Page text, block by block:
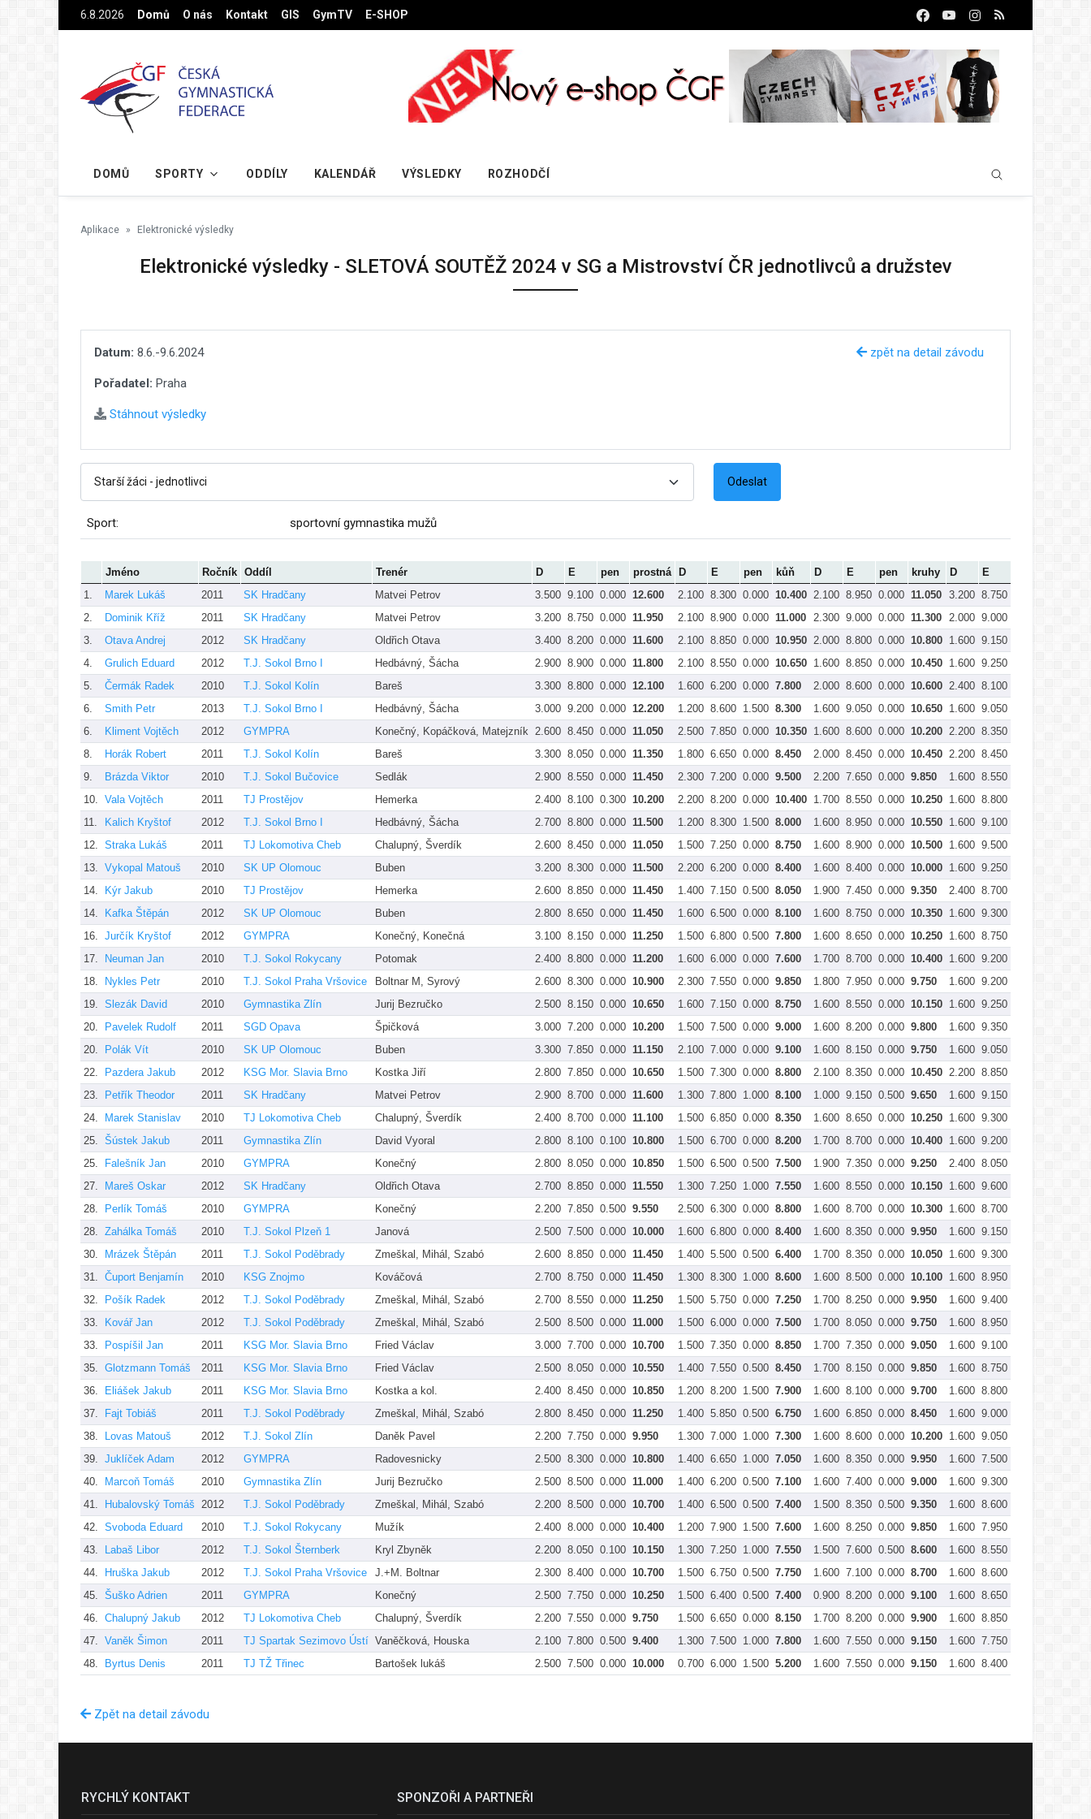
Na hlavní obsah6.8.2026 Domů O nás Kontakt GIS GymTV E-SHOP
DOMŮ SPORTY ODDÍLY KALENDÁŘ VÝSLEDKY ROZHODČÍ
Aplikace Elektronické výsledky
Elektronické výsledky - SLETOVÁ SOUTĚŽ 2024 v SG a Mistrovství ČR jednotlivců a družstev
zpět na detail závodu
Datum: 8.6.-9.6.2024
Pořadatel: Praha
Stáhnout výsledky
Sport: sportovní gymnastika mužů
Jméno Ročník Oddíl Trenér D E pen prostná D E pen kůň D E pen kruhy D E
1.
Marek Lukáš 2011 SK Hradčany Matvei Petrov 3.500 9.100 0.000 12.600 2.100 8.300 0.000 10.400 2.100 8.950 0.000 11.050 3.200 8.750
2.
Dominik Kříž 2011 SK Hradčany Matvei Petrov 3.200 8.750 0.000 11.950 2.100 8.900 0.000 11.000 2.300 9.000 0.000 11.300 2.000 9.000
3.
Otava Andrej 2012 SK Hradčany Oldřich Otava 3.400 8.200 0.000 11.600 2.100 8.850 0.000 10.950 2.000 8.800 0.000 10.800 1.600 9.150
4.
Grulich Eduard 2012 T.J. Sokol Brno I Hedbávný, Šácha 2.900 8.900 0.000 11.800 2.100 8.550 0.000 10.650 1.600 8.850 0.000 10.450 1.600 9.250
5.
Čermák Radek 2010 T.J. Sokol Kolín Bareš 3.300 8.800 0.000 12.100 1.600 6.200 0.000 7.800 2.000 8.600 0.000 10.600 2.400 8.100
6.
Smith Petr 2013 T.J. Sokol Brno I Hedbávný, Šácha 3.000 9.200 0.000 12.200 1.200 8.600 1.500 8.300 1.600 9.050 0.000 10.650 1.600 9.050
6.
Kliment Vojtěch 2012 GYMPRA Konečný, Kopáčková, Matejzník 2.600 8.450 0.000 11.050 2.500 7.850 0.000 10.350 1.600 8.600 0.000 10.200 2.200 8.350
8.
Horák Robert 2011 T.J. Sokol Kolín Bareš 3.300 8.050 0.000 11.350 1.800 6.650 0.000 8.450 2.000 8.450 0.000 10.450 2.200 8.450
9.
Brázda Viktor 2010 T.J. Sokol Bučovice Sedlák 2.900 8.550 0.000 11.450 2.300 7.200 0.000 9.500 2.200 7.650 0.000 9.850 1.600 8.550
10.
Vala Vojtěch 2011 TJ Prostějov Hemerka 2.400 8.100 0.300 10.200 2.200 8.200 0.000 10.400 1.700 8.550 0.000 10.250 1.600 8.800
11.
Kalich Kryštof 2012 T.J. Sokol Brno I Hedbávný, Šácha 2.700 8.800 0.000 11.500 1.200 8.300 1.500 8.000 1.600 8.950 0.000 10.550 1.600 9.100
12.
Straka Lukáš 2011 TJ Lokomotiva Cheb Chalupný, Šverdík 2.600 8.450 0.000 11.050 1.500 7.250 0.000 8.750 1.600 8.900 0.000 10.500 1.600 9.500
13.
Vykopal Matouš 2010 SK UP Olomouc Buben 3.200 8.300 0.000 11.500 2.200 6.200 0.000 8.400 1.600 8.400 0.000 10.000 1.600 9.250
14.
Kýr Jakub 2010 TJ Prostějov Hemerka 2.600 8.850 0.000 11.450 1.400 7.150 0.500 8.050 1.900 7.450 0.000 9.350 2.400 8.700
14.
Kafka Štěpán 2012 SK UP Olomouc Buben 2.800 8.650 0.000 11.450 1.600 6.500 0.000 8.100 1.600 8.750 0.000 10.350 1.600 9.300
16.
Jurčík Kryštof 2012 GYMPRA Konečný, Konečná 3.100 8.150 0.000 11.250 1.500 6.800 0.500 7.800 1.600 8.650 0.000 10.250 1.600 8.750
17.
Neuman Jan 2010 T.J. Sokol Rokycany Potomak 2.400 8.800 0.000 11.200 1.600 6.000 0.000 7.600 1.700 8.700 0.000 10.400 1.600 9.200
18.
Nykles Petr 2010 T.J. Sokol Praha Vršovice Boltnar M, Syrový 2.600 8.300 0.000 10.900 2.300 7.550 0.000 9.850 1.800 7.950 0.000 9.750 1.600 9.200
19.
Slezák David 2010 Gymnastika Zlín Jurij Bezručko 2.500 8.150 0.000 10.650 1.600 7.150 0.000 8.750 1.600 8.550 0.000 10.150 1.600 9.250
20.
Pavelek Rudolf 2011 SGD Opava Špičková 3.000 7.200 0.000 10.200 1.500 7.500 0.000 9.000 1.600 8.200 0.000 9.800 1.600 9.350
20.
Polák Vít 2010 SK UP Olomouc Buben 3.300 7.850 0.000 11.150 2.100 7.000 0.000 9.100 1.600 8.150 0.000 9.750 1.600 9.050
22.
Pazdera Jakub 2012 KSG Mor. Slavia Brno Kostka Jiří 2.800 7.850 0.000 10.650 1.500 7.300 0.000 8.800 2.100 8.350 0.000 10.450 2.200 8.850
23.
Petřík Theodor 2011 SK Hradčany Matvei Petrov 2.900 8.700 0.000 11.600 1.300 7.800 1.000 8.100 1.000 9.150 0.500 9.650 1.600 9.150
24.
Marek Stanislav 2010 TJ Lokomotiva Cheb Chalupný, Šverdík 2.400 8.700 0.000 11.100 1.500 6.850 0.000 8.350 1.600 8.650 0.000 10.250 1.600 9.300
25.
Šústek Jakub 2011 Gymnastika Zlín David Vyoral 2.800 8.100 0.100 10.800 1.500 6.700 0.000 8.200 1.700 8.700 0.000 10.400 1.600 9.200
25.
Falešník Jan 2010 GYMPRA Konečný 2.800 8.050 0.000 10.850 1.500 6.500 0.500 7.500 1.900 7.350 0.000 9.250 2.400 8.050
27.
Mareš Oskar 2012 SK Hradčany Oldřich Otava 2.700 8.850 0.000 11.550 1.300 7.250 1.000 7.550 1.600 8.550 0.000 10.150 1.600 9.600
28.
Perlík Tomáš 2010 GYMPRA Konečný 2.200 7.850 0.500 9.550 2.500 6.300 0.000 8.800 1.600 8.700 0.000 10.300 1.600 8.700
28.
Zahálka Tomáš 2010 T.J. Sokol Plzeň 1 Janová 2.500 7.500 0.000 10.000 1.600 6.800 0.000 8.400 1.600 8.350 0.000 9.950 1.600 9.150
30.
Mrázek Štěpán 2011 T.J. Sokol Poděbrady Zmeškal, Mihál, Szabó 2.600 8.850 0.000 11.450 1.400 5.500 0.500 6.400 1.700 8.350 0.000 10.050 1.600 9.300
31.
Čuport Benjamín 2010 KSG Znojmo Kováčová 2.700 8.750 0.000 11.450 1.300 8.300 1.000 8.600 1.600 8.500 0.000 10.100 1.600 8.950
32.
Pošík Radek 2012 T.J. Sokol Poděbrady Zmeškal, Mihál, Szabó 2.700 8.550 0.000 11.250 1.500 5.750 0.000 7.250 1.700 8.250 0.000 9.950 1.600 9.400
33.
Kovář Jan 2012 T.J. Sokol Poděbrady Zmeškal, Mihál, Szabó 2.500 8.500 0.000 11.000 1.500 6.000 0.000 7.500 1.700 8.050 0.000 9.750 1.600 8.950
33.
Pospíšil Jan 2011 KSG Mor. Slavia Brno Fried Václav 3.000 7.700 0.000 10.700 1.500 7.350 0.000 8.850 1.700 7.350 0.000 9.050 1.600 9.100
35.
Glotzmann Tomáš 2011 KSG Mor. Slavia Brno Fried Václav 2.500 8.050 0.000 10.550 1.400 7.550 0.500 8.450 1.700 8.150 0.000 9.850 1.600 8.750
36.
Eliášek Jakub 2011 KSG Mor. Slavia Brno Kostka a kol. 2.400 8.450 0.000 10.850 1.200 8.200 1.500 7.900 1.600 8.100 0.000 9.700 1.600 8.800
37.
Fajt Tobiáš 2011 T.J. Sokol Poděbrady Zmeškal, Mihál, Szabó 2.800 8.450 0.000 11.250 1.400 5.850 0.500 6.750 1.600 6.850 0.000 8.450 1.600 9.000
38.
Lovas Matouš 2012 T.J. Sokol Zlín Daněk Pavel 2.200 7.750 0.000 9.950 1.300 7.000 1.000 7.300 1.600 8.600 0.000 10.200 1.600 9.050
39.
Juklíček Adam 2012 GYMPRA Radovesnicky 2.500 8.300 0.000 10.800 1.400 6.650 1.000 7.050 1.600 8.350 0.000 9.950 1.600 7.500
40.
Marcoň Tomáš 2010 Gymnastika Zlín Jurij Bezručko 2.500 8.500 0.000 11.000 1.400 6.200 0.500 7.100 1.600 7.400 0.000 9.000 1.600 9.300
41.
Hubalovský Tomáš 2012 T.J. Sokol Poděbrady Zmeškal, Mihál, Szabó 2.200 8.500 0.000 10.700 1.400 6.500 0.500 7.400 1.500 8.350 0.500 9.350 1.600 8.600
42.
Svoboda Eduard 2010 T.J. Sokol Rokycany Mužík 2.400 8.000 0.000 10.400 1.200 7.900 1.500 7.600 1.600 8.250 0.000 9.850 1.600 7.950
43.
Labaš Libor 2012 T.J. Sokol Šternberk Kryl Zbyněk 2.200 8.050 0.100 10.150 1.300 7.250 1.000 7.550 1.500 7.600 0.500 8.600 1.600 8.550
44.
Hruška Jakub 2012 T.J. Sokol Praha Vršovice J.+M. Boltnar 2.300 8.400 0.000 10.700 1.500 6.750 0.500 7.750 1.600 7.100 0.000 8.700 1.600 8.600
45.
Šuško Adrien 2011 GYMPRA Konečný 2.500 7.750 0.000 10.250 1.500 6.400 0.500 7.400 0.900 8.200 0.000 9.100 1.600 8.650
46.
Chalupný Jakub 2012 TJ Lokomotiva Cheb Chalupný, Šverdík 2.200 7.550 0.000 9.750 1.500 6.650 0.000 8.150 1.700 8.200 0.000 9.900 1.600 8.850
47.
Vaněk Šimon 2011 TJ Spartak Sezimovo Ústí Vaněčková, Houska 2.100 7.800 0.500 9.400 1.300 7.500 1.000 7.800 1.600 7.550 0.000 9.150 1.600 7.750
48.
Byrtus Denis 2011 TJ TŽ Třinec Bartošek lukáš 2.500 7.500 0.000 10.000 0.700 6.000 1.500 5.200 1.600 7.550 0.000 9.150 1.600 8.400
Zpět na detail závodu
RYCHLÝ KONTAKT SPONZOŘI A PARTNEŘI